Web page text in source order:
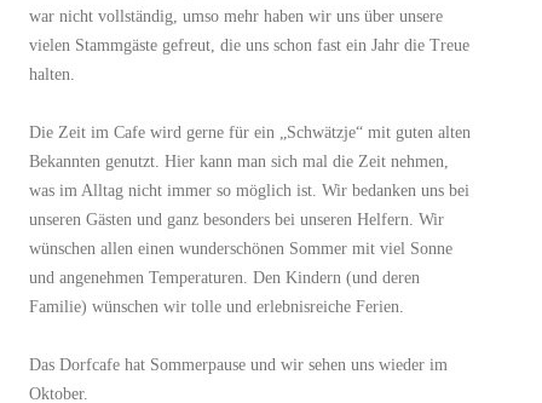
war nicht vollständig, umso mehr haben wir uns über unsere
vielen Stammgäste gefreut, die uns schon fast ein Jahr die Treue
halten.
Die Zeit im Cafe wird gerne für ein „Schwätzje“ mit guten alten
Bekannten genutzt. Hier kann man sich mal die Zeit nehmen,
was im Alltag nicht immer so möglich ist. Wir bedanken uns bei
unseren Gästen und ganz besonders bei unseren Helfern. Wir
wünschen allen einen wunderschönen Sommer mit viel Sonne
und angenehmen Temperaturen. Den Kindern (und deren
Familie) wünschen wir tolle und erlebnisreiche Ferien.
Das Dorfcafe hat Sommerpause und wir sehen uns wieder im
Oktober.